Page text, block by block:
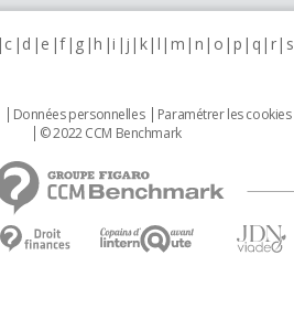
c d e f g h i j k l m n o p q r s
Données personnelles Paramétrer les cookies
© 2022 CCM Benchmark